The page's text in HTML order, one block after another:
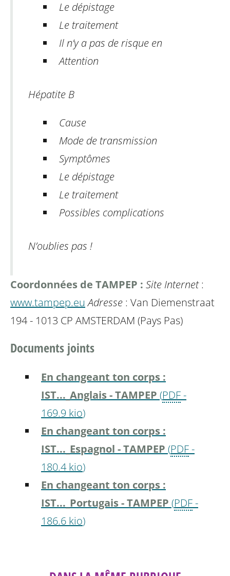
Le dépistage
Le traitement
Il n’y a pas de risque en
Attention
Hépatite B
Cause
Mode de transmission
Symptômes
Le dépistage
Le traitement
Possibles complications
N’oublies pas !
Coordonnées de TAMPEP : Site Internet:
www.tampep.eu Adresse : Van Diemenstraat
194 - 1013 CP AMSTERDAM (Pays Pas)
Documents joints
En changeant ton corps :
IST..._Anglais - TAMPEP (PDF-
169.9 kio)
En changeant ton corps :
IST..._Espagnol - TAMPEP (PDF-
180.4 kio)
En changeant ton corps :
IST..._Portugais - TAMPEP (PDF-
186.6 kio)